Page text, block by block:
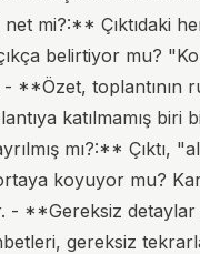
mi?:** Çıktıdaki
belirtiyor mu?
**Özet, toplantının
katılmamış biri
mı?:** Çıktı,
koyuyor mu?
- **Gereksiz detaylar
gereksiz